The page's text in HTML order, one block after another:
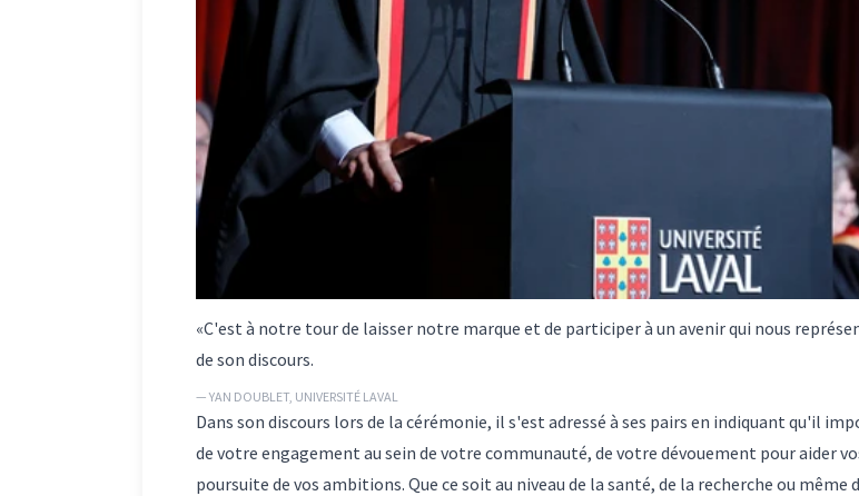
«C'est à notre tour de laisser notre marque et de participer à un avenir qui nous
de son discours.
— YAN DOUBLET, UNIVERSITÉ LAVAL
Dans son discours lors de la cérémonie, il s'est adressé à ses pairs en indiquant qu'il
de votre engagement au sein de votre communauté, de votre dévouement pour aider
poursuite de vos ambitions. Que ce soit au niveau de la santé, de la recherche ou